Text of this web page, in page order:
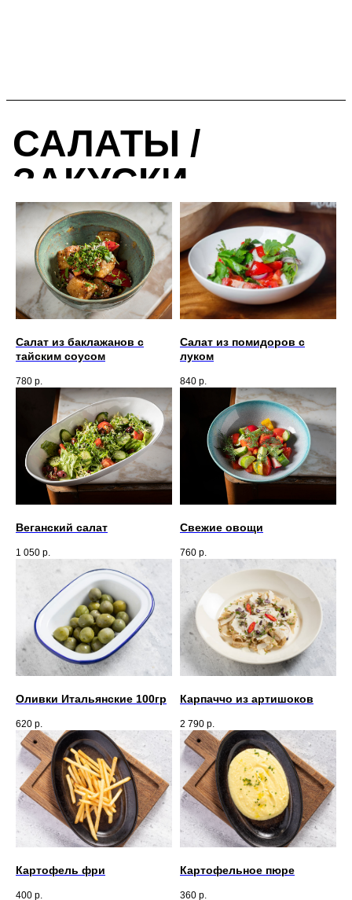
САЛАТЫ /
ЗАКУСКИ
Салат из баклажанов с
тайским соусом
780 р.
Салат из помидоров с
луком
840 р.
Веганский салат
1 050 р.
Свежие овощи
760 р.
Оливки Итальянские 100гр
620 р.
Карпаччо из артишоков
2 790 р.
Картофель фри
400 р.
Картофельное пюре
360 р.